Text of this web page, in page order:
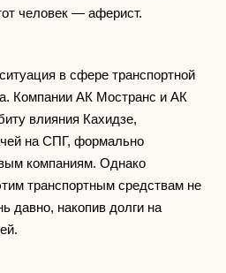
человек — аферист.
в сфере транспортной
Компании АК Мостранс и АК
влияния Кахидзе,
на СПГ, формально
компаниям. Однако
транспортным средствам не
давно, накопив долги на